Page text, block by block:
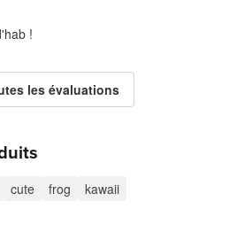
!
les évaluations
cute frog kawaii